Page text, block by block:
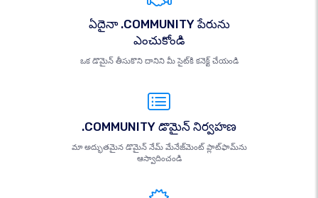
ఏదైనా .COMMUNITY పేరును
ఎంచుకోండి
ఒక డొమైన్ తీసుకొని దానిని మీ సైట్‌కి కనెక్ట్ చేయండి
.COMMUNITY డొమైన్ నిర్వహణ
మా అద్భుతమైన డొమైన్ నేమ్ మేనేజ్‌మెంట్ ప్లాట్‌ఫామ్‌ను
ఆస్వాదించండి